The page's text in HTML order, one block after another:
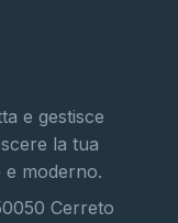
e gestisce
la tua
e moderno.
Cerreto